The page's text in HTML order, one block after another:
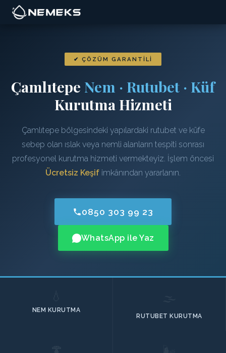
✔ ÇÖZÜM GARANTILI
Çamlıtepe Nem · Rutubet · Küf
Kurutma Hizmeti
Çamlıtepe bölgesindeki yapılardaki rutubet ve küfe
sebep olan ıslak veya nemli alanların tespiti sonrası
profesyonel kurutma hizmeti vermekteyiz. İşlem öncesi
Ücretsiz Keşif imkânından yararlanın.
0850 303 99 23
WhatsApp ile Yaz
NEM KURUTMA
RUTUBET KURUTMA